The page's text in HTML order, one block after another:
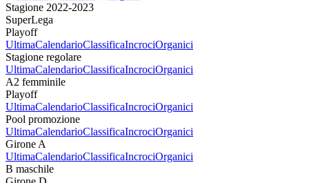
Stagione 2022-2023
SuperLega
Playoff
UltimaCalendarioClassificaIncrociOrganici
Stagione regolare
UltimaCalendarioClassificaIncrociOrganici
A2 femminile
Playoff
UltimaCalendarioClassificaIncrociOrganici
Pool promozione
UltimaCalendarioClassificaIncrociOrganici
Girone A
UltimaCalendarioClassificaIncrociOrganici
B maschile